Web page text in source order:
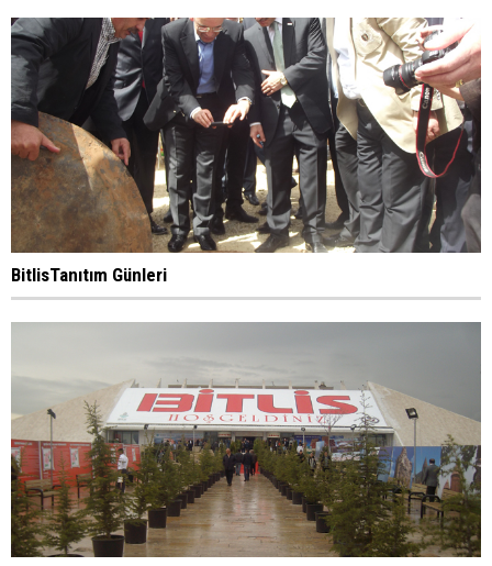
BitlisTanıtım Günleri